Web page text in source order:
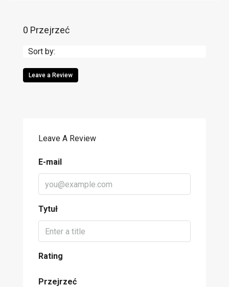
0 Przejrzeć
Sort by:
Leave a Review
Leave A Review
E-mail
Tytuł
Rating
Przejrzeć